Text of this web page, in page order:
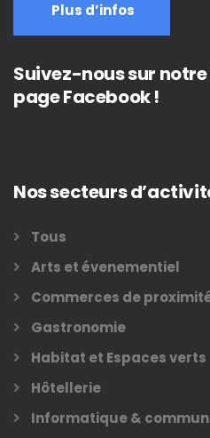
Plus d’infos
Suivez-nous sur
page Facebook !
Nos secteurs
Tous
Arts et évenementiel
Commerces de
Gastronomie
Habitat et Espaces verts
Hôtellerie
Informatique &